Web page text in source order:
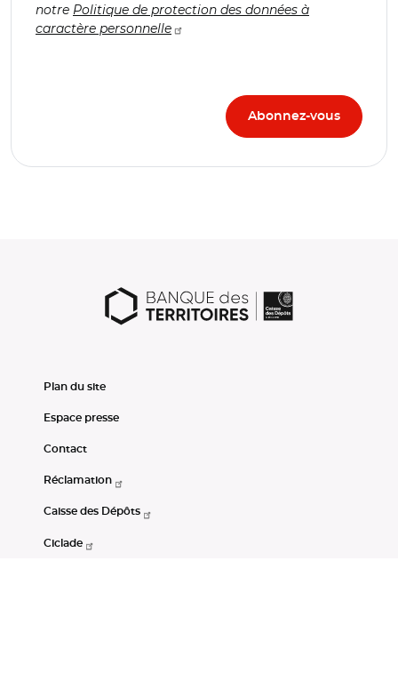
notre Politique de protection des données à
caractère personnelle
Plan du site
Espace presse
Contact
Réclamation
Caisse des Dépôts
Ciclade